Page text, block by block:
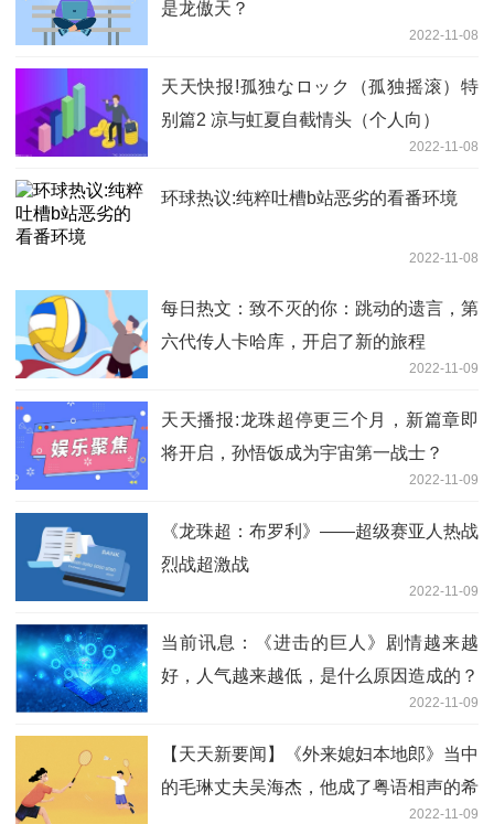
是龙傲天？
2022-11-08
天天快报!孤独なロック（孤独摇滚）特
别篇2 凉与虹夏自截情头（个人向）
2022-11-08
环球热议:纯粹吐槽b站恶劣的看番环境
2022-11-08
每日热文：致不灭的你：跳动的遗言，第
六代传人卡哈库，开启了新的旅程
2022-11-09
天天播报:龙珠超停更三个月，新篇章即
将开启，孙悟饭成为宇宙第一战士？
2022-11-09
《龙珠超：布罗利》——超级赛亚人热战
烈战超激战
2022-11-09
当前讯息：《进击的巨人》剧情越来越
好，人气越来越低，是什么原因造成的？
2022-11-09
【天天新要闻】《外来媳妇本地郎》当中
的毛琳丈夫吴海杰，他成了粤语相声的希
2022-11-09